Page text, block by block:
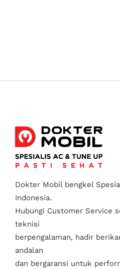
Dokter Mobil bengkel
Indonesia.
Hubungi Customer Service
teknisi
berpengalaman, hadir
andalan
dan bergaransi untuk